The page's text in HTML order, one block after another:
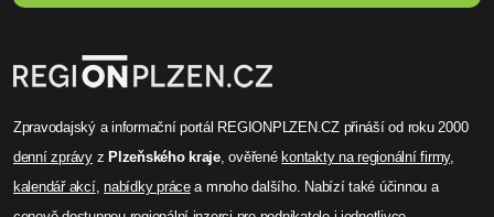
Zpravodajský a informační portál REGIONPLZEN.CZ přináší od roku 2000
denní zprávyz Plzeňského kraje, ověřené kontakty na regionální firmy,
kalendář akcí,nabídky prácea mnoho dalšího. Nabízí také účinnou a